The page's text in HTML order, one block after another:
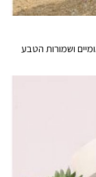
ושמורות הטבע